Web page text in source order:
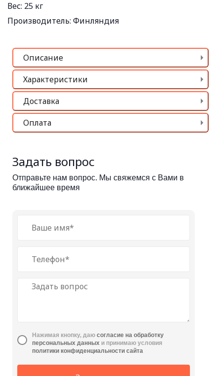
Вес: 25 кг
Производитель: Финляндия
Описание
Характеристики
Доставка
Оплата
Задать вопрос
Отправьте нам вопрос. Мы свяжемся с Вами в
ближайшее время
Нажимая кнопку, даю cогласие на обработку
персональных данных и принимаю условия
политики конфиденциальности сайта